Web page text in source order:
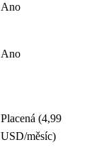
Ano
Ano
Placená (4,99
USD/měsíc)